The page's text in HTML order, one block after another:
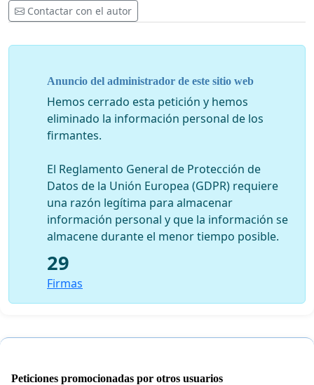
Contactar con el autor
Anuncio del administrador de este sitio web
Hemos cerrado esta petición y hemos
eliminado la información personal de los
firmantes.
El Reglamento General de Protección de
Datos de la Unión Europea (GDPR) requiere
una razón legítima para almacenar
información personal y que la información se
almacene durante el menor tiempo posible.
29
Firmas
Peticiones promocionadas por otros usuarios